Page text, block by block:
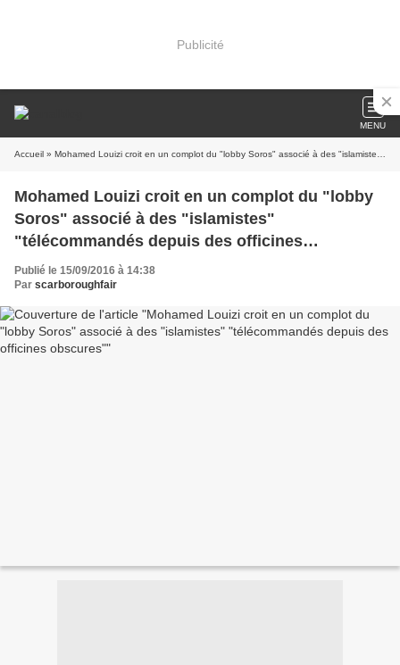
Publicité
MENU
Accueil » Mohamed Louizi croit en un complot du "lobby Soros" associé à des "islamistes" "télécommandés depuis des officines obscures"
Mohamed Louizi croit en un complot du "lobby
Soros" associé à des "islamistes"
"télécommandés depuis des officines
obscures"
Publié le 15/09/2016 à 14:38
Par scarboroughfair